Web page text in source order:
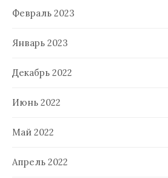
Февраль 2023
Январь 2023
Декабрь 2022
Июнь 2022
Май 2022
Апрель 2022